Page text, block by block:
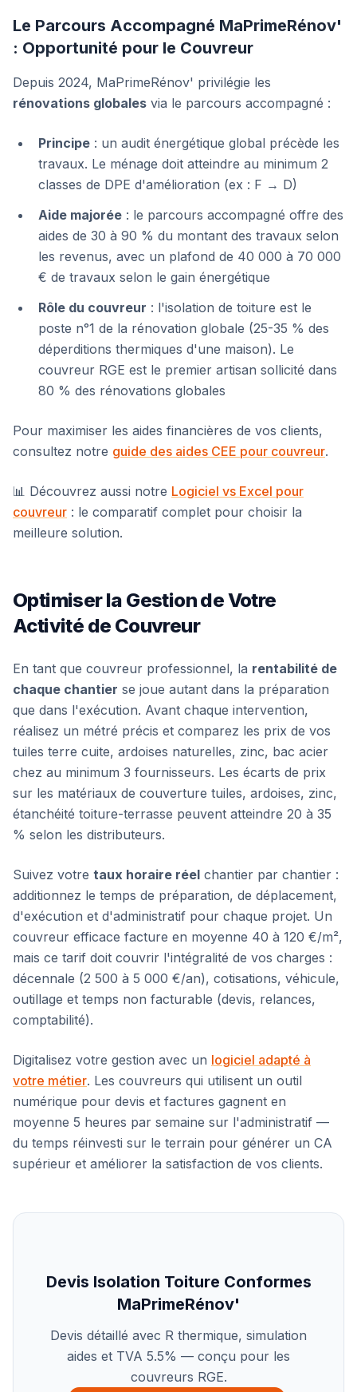
Le Parcours Accompagné MaPrimeRénov'
: Opportunité pour le Couvreur
Depuis 2024, MaPrimeRénov' privilégie les
rénovations globales via le parcours accompagné :
Principe : un audit énergétique global précède les
travaux. Le ménage doit atteindre au minimum 2
classes de DPE d'amélioration (ex : F → D)
Aide majorée : le parcours accompagné offre des
aides de 30 à 90 % du montant des travaux selon
les revenus, avec un plafond de 40 000 à 70 000
€ de travaux selon le gain énergétique
Rôle du couvreur : l'isolation de toiture est le
poste n°1 de la rénovation globale (25-35 % des
déperditions thermiques d'une maison). Le
couvreur RGE est le premier artisan sollicité dans
80 % des rénovations globales
Pour maximiser les aides financières de vos clients,
consultez notre guide des aides CEE pour couvreur.
📊 Découvrez aussi notre Logiciel vs Excel pour
couvreur : le comparatif complet pour choisir la
meilleure solution.
Optimiser la Gestion de Votre
Activité de Couvreur
En tant que couvreur professionnel, la rentabilité de
chaque chantier se joue autant dans la préparation
que dans l'exécution. Avant chaque intervention,
réalisez un métré précis et comparez les prix de vos
tuiles terre cuite, ardoises naturelles, zinc, bac acier
chez au minimum 3 fournisseurs. Les écarts de prix
sur les matériaux de couverture tuiles, ardoises, zinc,
étanchéité toiture-terrasse peuvent atteindre 20 à 35
% selon les distributeurs.
Suivez votre taux horaire réel chantier par chantier :
additionnez le temps de préparation, de déplacement,
d'exécution et d'administratif pour chaque projet. Un
couvreur efficace facture en moyenne 40 à 120 €/m²,
mais ce tarif doit couvrir l'intégralité de vos charges :
décennale (2 500 à 5 000 €/an), cotisations, véhicule,
outillage et temps non facturable (devis, relances,
comptabilité).
Digitalisez votre gestion avec un logiciel adapté à
votre métier. Les couvreurs qui utilisent un outil
numérique pour devis et factures gagnent en
moyenne 5 heures par semaine sur l'administratif —
du temps réinvesti sur le terrain pour générer un CA
supérieur et améliorer la satisfaction de vos clients.
Devis Isolation Toiture Conformes
MaPrimeRénov'
Devis détaillé avec R thermique, simulation
aides et TVA 5.5% — conçu pour les
couvreurs RGE.